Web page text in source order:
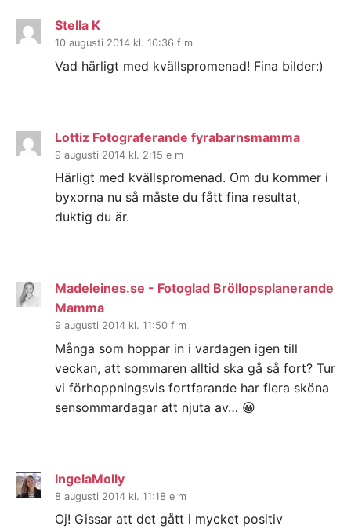
Stella K
10 augusti 2014 kl. 10:36 f m
Vad härligt med kvällspromenad! Fina bilder:)
Lottiz Fotograferande fyrabarnsmamma
9 augusti 2014 kl. 2:15 e m
Härligt med kvällspromenad. Om du kommer i
byxorna nu så måste du fått fina resultat,
duktig du är.
Madeleines.se - Fotoglad Bröllopsplanerande
Mamma
9 augusti 2014 kl. 11:50 f m
Många som hoppar in i vardagen igen till
veckan, att sommaren alltid ska gå så fort? Tur
vi förhoppningsvis fortfarande har flera sköna
sensommardagar att njuta av… 😀
IngelaMolly
8 augusti 2014 kl. 11:18 e m
Oj! Gissar att det gått i mycket positiv